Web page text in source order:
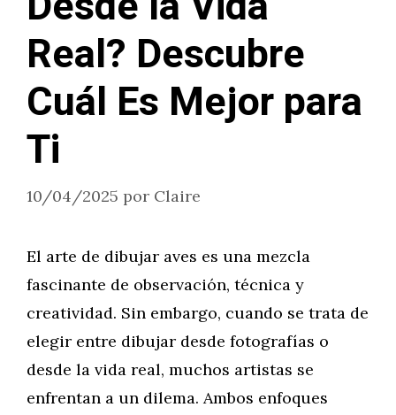
Real? Descubre
Cuál Es Mejor para
Ti
10/04/2025 por Claire
El arte de dibujar aves es una mezcla
fascinante de observación, técnica y
creatividad. Sin embargo, cuando se trata de
elegir entre dibujar desde fotografías o
desde la vida real, muchos artistas se
enfrentan a un dilema. Ambos enfoques